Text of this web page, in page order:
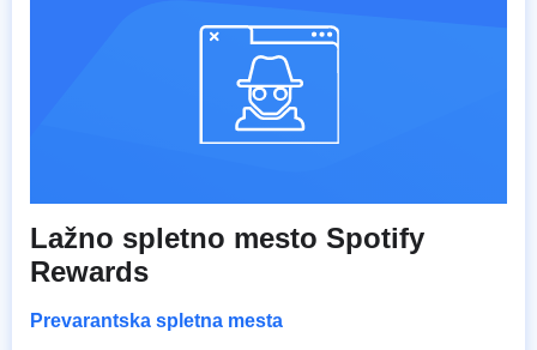
Lažno spletno mesto Spotify
Rewards
Prevarantska spletna mesta